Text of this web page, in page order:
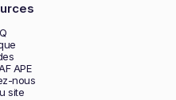
APE
nous
site